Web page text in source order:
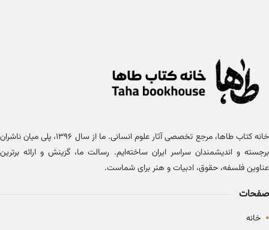
خانه کتاب طاها، مرجع تخصصی آثار علوم انسانی. ما از سال ۱۳۹۶، پلی میان ناشران
برجسته و اندیشمندان سراسر ایران ساخته‌ایم. رسالت ما، گزینش و ارائه برترین
عناوین فلسفه، حقوق، ادبیات و هنر برای شماست.
صفحات
• خانه